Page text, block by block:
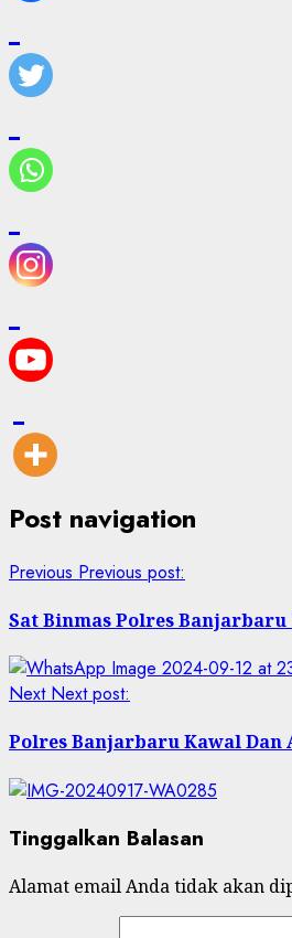
Post navigation
Previous Previous post:
Sat Binmas Polres
Next Next post:
Polres Banjarbaru Kawal Dan
Tinggalkan Balasan
Alamat email Anda tidak akan